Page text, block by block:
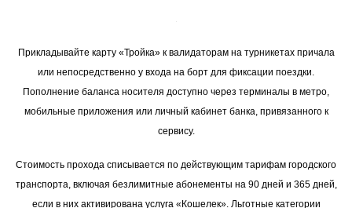
Прикладывайте карту «Тройка» к валидаторам на турникетах причала
или непосредственно у входа на борт для фиксации поездки.
Пополнение баланса носителя доступно через терминалы в метро,
мобильные приложения или личный кабинет банка, привязанного к
сервису.
Стоимость прохода списывается по действующим тарифам городского
транспорта, включая безлимитные абонементы на 90 дней и 365 дней,
если в них активирована услуга «Кошелек». Льготные категории